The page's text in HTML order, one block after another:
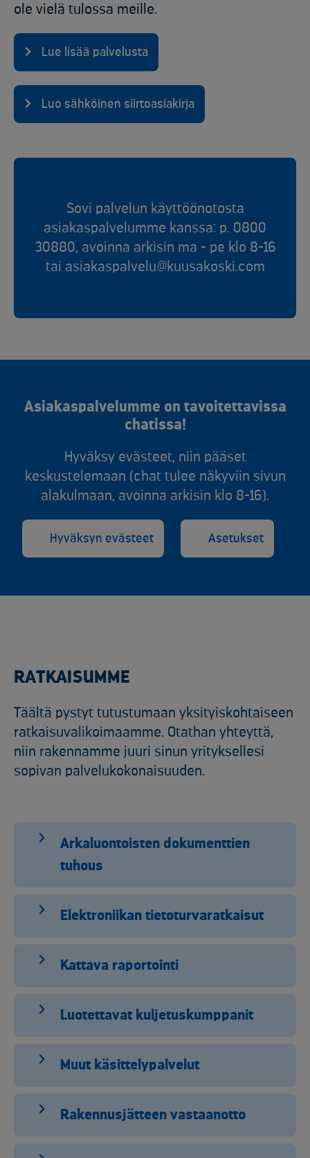
ole vielä tulossa meille.
Lue lisää palvelusta
Luo sähköinen siirtoasiakirja
Sovi palvelun käyttöönotosta
asiakaspalvelumme kanssa: p. 0800
30880, avoinna arkisin ma - pe klo 8-16
tai asiakaspalvelu@kuusakoski.com
Asiakaspalvelumme on tavoitettavissa
chatissa!
Hyväksy evästeet, niin pääset
keskustelemaan (chat tulee näkyviin sivun
alakulmaan, avoinna arkisin klo 8-16).
Hyväksyn evästeet Asetukset
RATKAISUMME
Täältä pystyt tutustumaan yksityiskohtaiseen
ratkaisuvalikoimaamme. Otathan yhteyttä,
niin rakennamme juuri sinun yrityksellesi
sopivan palvelukokonaisuuden.
Arkaluontoisten dokumenttien
tuhous
Elektroniikan tietoturvaratkaisut
Kattava raportointi
Luotettavat kuljetuskumppanit
Muut käsittelypalvelut
Rakennusjätteen vastaanotto